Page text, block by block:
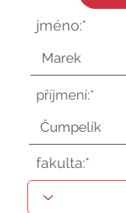
jméno:*
příjmení:*
fakulta:*